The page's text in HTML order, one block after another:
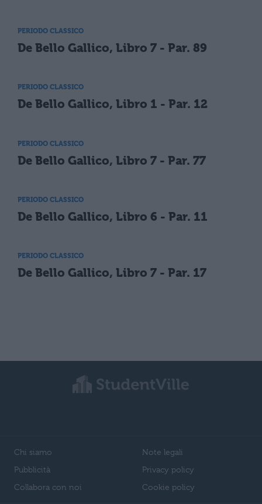
PERIODO CLASSICO
De Bello Gallico, Libro 7 - Par. 89
PERIODO CLASSICO
De Bello Gallico, Libro 1 - Par. 12
PERIODO CLASSICO
De Bello Gallico, Libro 7 - Par. 77
PERIODO CLASSICO
De Bello Gallico, Libro 6 - Par. 11
PERIODO CLASSICO
De Bello Gallico, Libro 7 - Par. 17
Chi siamo
Pubblicità
Collabora con noi
Note legali
Privacy policy
Cookie policy